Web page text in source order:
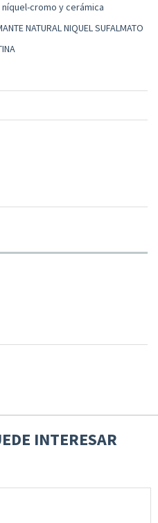
cromo y cerámica
NATURAL NIQUEL SUFALMATO
INTERESAR